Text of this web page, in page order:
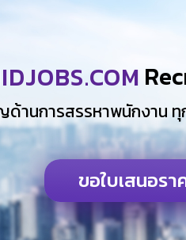
ขอใบเสนอรา
ด้านการสรรหาพนักงาน ทุ